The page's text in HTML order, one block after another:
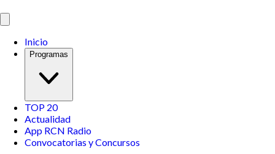
Inicio
Programas
TOP 20
Actualidad
App RCN Radio
Convocatorias y Concursos